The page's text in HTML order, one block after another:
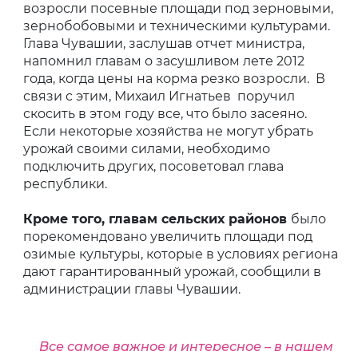
возросли посевные площади под зерновыми,
зернобобовыми и техническими культурами.
Глава Чувашии, заслушав отчет министра,
напомнил главам о засушливом лете 2012
года, когда цены на корма резко возросли. В
связи с этим, Михаил Игнатьев поручил
скосить в этом году все, что было засеяно.
Если некоторые хозяйства не могут убрать
урожай своими силами, необходимо
подключить других, посоветовал глава
республики.
Кроме того, главам сельских районов было
порекомендовано увеличить площади под
озимые культуры, которые в условиях региона
дают гарантированный урожай, сообщили в
администрации главы Чувашии.
Все самое важное и интересное – в нашем